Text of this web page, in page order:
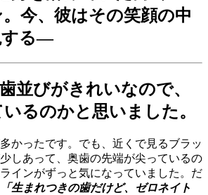
今、彼はその笑顔の中
する—
並びがきれいなので、
るのかと思いました。
かったです。でも、近くで見るブラッ
しあって、奥歯の先端が尖っているの
インがずっと気になっていました。だ
「生まれつきの歯だけど、ゼロネイト